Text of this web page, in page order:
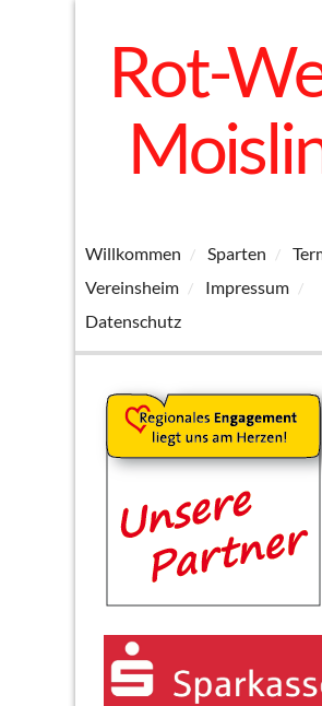
Rot-
Willkommen Sparten
Vereinsheim
Impressum
Datenschutz